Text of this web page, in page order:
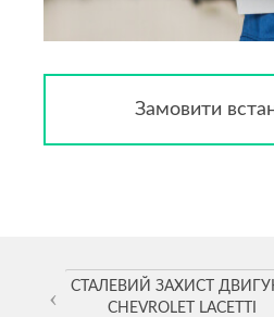
Замовити
СТАЛЕВИЙ ЗАХИСТ
CHEVROLET LACETTI
‹